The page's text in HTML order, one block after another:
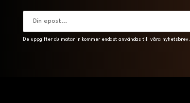
De uppgifter du matar in kommer endast användas till våra nyhetsbrev.